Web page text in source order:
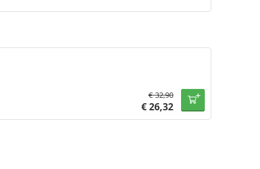
€32,90
€26,32